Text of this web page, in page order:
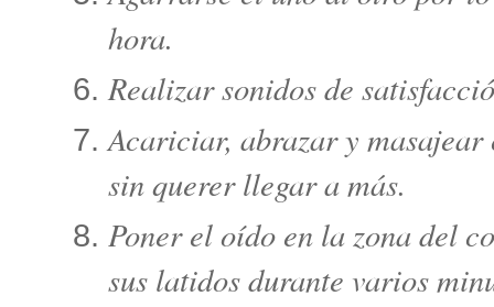
hora.
Realizar sonidos de
Acariciar, abrazar y
sin querer llegar a más.
Poner el oído en la zona del
sus latidos durante varios